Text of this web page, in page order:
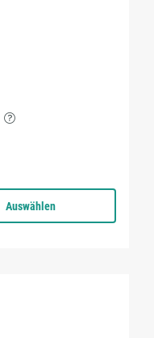
Auswählen